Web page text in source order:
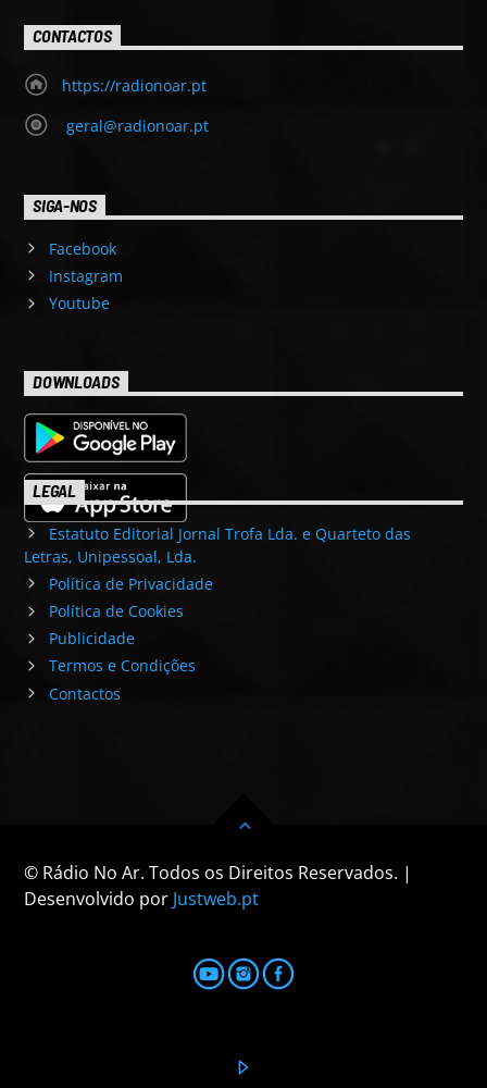
CONTACTOS
https://radionoar.pt
geral@radionoar.pt
SIGA-NOS
Facebook
Instagram
Youtube
DOWNLOADS
LEGAL
Estatuto Editorial Jornal Trofa Lda. e Quarteto das
Letras, Unipessoal, Lda.
Política de Privacidade
Política de Cookies
Publicidade
Termos e Condições
Contactos
© Rádio No Ar. Todos os Direitos Reservados. |
Desenvolvido por Justweb.pt